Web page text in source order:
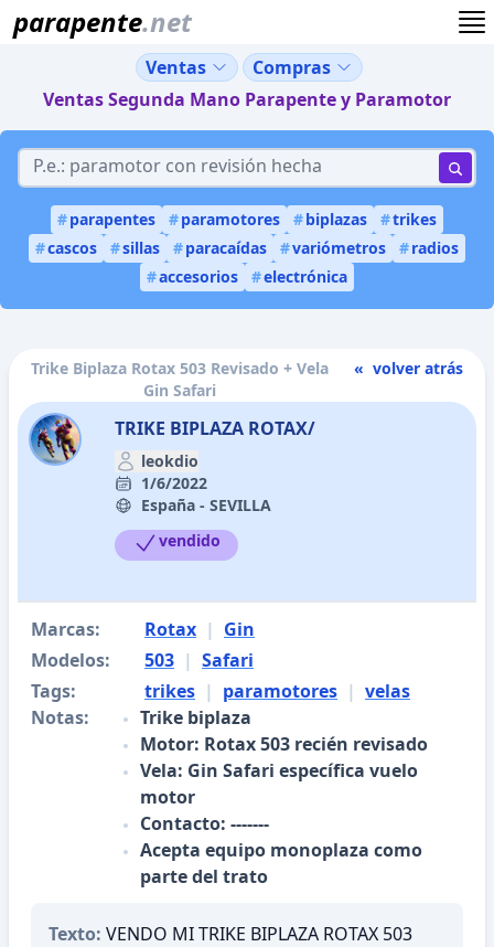
parapente.net
Ventas Segunda Mano Parapente y Paramotor
Ventas Compras
#parapentes #paramotores #biplazas #trikes
#cascos #sillas #paracaídas #variómetros #radios
#accesorios #electrónica
Trike Biplaza Rotax 503 Revisado + Vela
Gin Safari
« volver atrás
TRIKE BIPLAZA ROTAX/
leokdio
1/6/2022
España - SEVILLA
vendido
Marcas: Rotax | Gin
Modelos:
503 | Safari
Tags:
trikes | paramotores | velas
Notas:
Trike biplaza
Motor: Rotax 503 recién revisado
Vela: Gin Safari específica vuelo
motor
Contacto: -------
Acepta equipo monoplaza como
parte del trato
Texto: VENDO MI TRIKE BIPLAZA ROTAX 503